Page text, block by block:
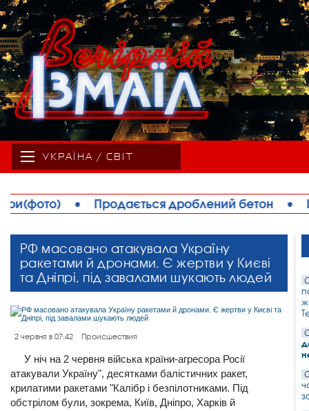
УКРАЇНА / СВІТ
дроблений бетон • Шановні працівники
РФ масовано атакувала Україну
ракетами й дронами. Є жертви у Києві
та Дніпрі, під завалами шукають людей
2 червня в 07:42 Происшествия
У ніч на 2 червня війська країни-агресора Росії
атакували Україну", десятками балістичних ракет,
крилатими ракетами "Калібр і безпілотниками. Під
обстрілом були, зокрема, Київ, Дніпро, Харків й